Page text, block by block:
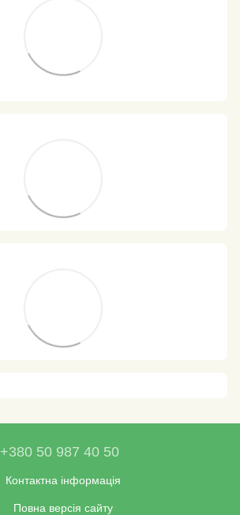
+380 50 987 40 50
Контактна інформація
Повна версія сайту